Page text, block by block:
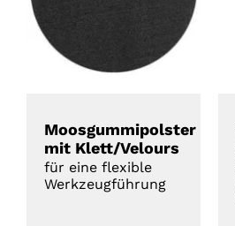
Moosgummipolster
mit Klett/Velours
für eine flexible
Werkzeugführung